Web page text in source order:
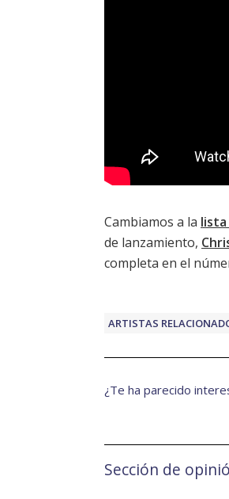
Cambiamos a la
de lanzamiento,
completa en el
ARTISTAS
¿Te ha parecido
Sección de